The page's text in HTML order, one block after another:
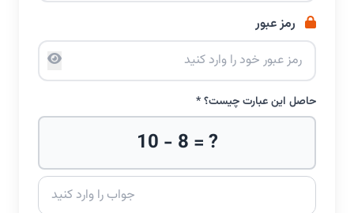
رمز عبور
حاصل این عبارت چیست؟ *
10 - 8 = ?